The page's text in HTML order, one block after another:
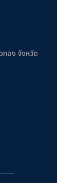
ทอง จังหวัด